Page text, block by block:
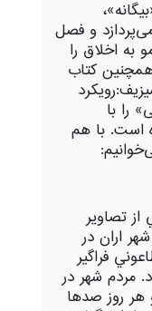
و فصل
به اخلاق را
همچنین کتاب
را با
است. با هم
تصاوير
اران در
فراگير
مردم شهر در
روز صدها